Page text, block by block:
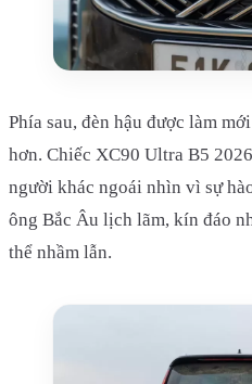
Phía sau, đèn hậu được làm
hơn. Chiếc XC90 Ultra B5
người khác ngoái nhìn vì sự
ông Bắc Âu lịch lãm, kín đáo
thể nhầm lẫn.